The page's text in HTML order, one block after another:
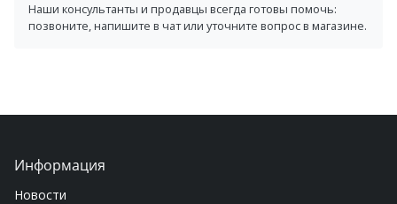
Наши консультанты и продавцы всегда готовы помочь:
позвоните, напишите в чат или уточните вопрос в магазине.
Информация
Новости